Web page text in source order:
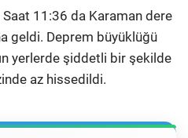
11:36 da Karaman dere
geldi. Deprem büyüklüğü
yerlerde şiddetli bir şekilde
az hissedildi.